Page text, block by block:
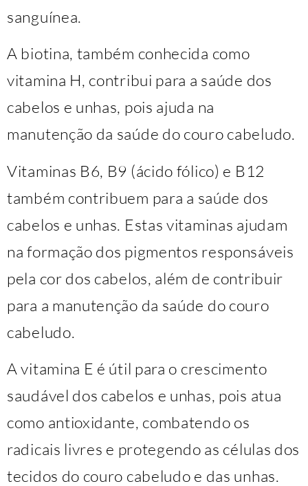
sanguínea.
A biotina, também conhecida como
vitamina H, contribui para a saúde dos
cabelos e unhas, pois ajuda na
manutenção da saúde do couro cabeludo.
Vitaminas B6, B9 (ácido fólico) e B12
também contribuem para a saúde dos
cabelos e unhas. Estas vitaminas ajudam
na formação dos pigmentos responsáveis ​​
pela cor dos cabelos, além de contribuir
para a manutenção da saúde do couro
cabeludo.
A vitamina E é útil para o crescimento
saudável dos cabelos e unhas, pois atua
como antioxidante, combatendo os
radicais livres e protegendo as células dos
tecidos do couro cabeludo e das unhas.